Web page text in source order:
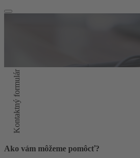
Kontaktný formulár
Ako vám môžeme pomôcť?